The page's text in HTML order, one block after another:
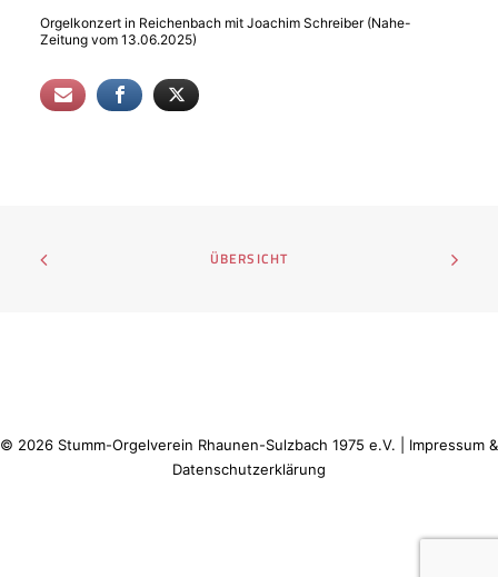
Orgelkonzert in Reichenbach mit Joachim Schreiber (Nahe-
Zeitung vom 13.06.2025)
ÜBERSICHT
© 2026 Stumm-Orgelverein Rhaunen-Sulzbach 1975 e.V. | Impressum &
Datenschutzerklärung